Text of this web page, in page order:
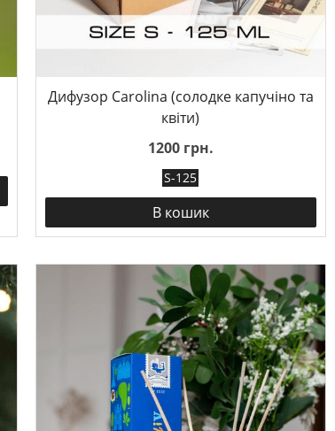
Дифузор Carolina (солодке капучіно та
квіти)
1200 грн.
S-125
В кошик